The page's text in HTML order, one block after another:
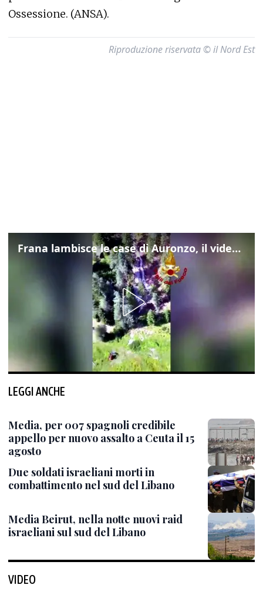
Ossessione. (ANSA).
Riproduzione riservata © il Nord Est
Frana lambisce le case di Auronzo, il video dall'elicottero dei vigili del fuoco
LEGGI ANCHE
Media, per 007 spagnoli credibile
appello per nuovo assalto a Ceuta il 15
agosto
Due soldati israeliani morti in
combattimento nel sud del Libano
Media Beirut, nella notte nuovi raid
israeliani sul sud del Libano
VIDEO